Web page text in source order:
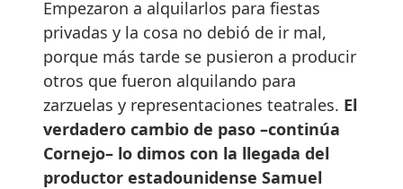
Empezaron a alquilarlos para fiestas
privadas y la cosa no debió de ir mal,
porque más tarde se pusieron a producir
otros que fueron alquilando para
zarzuelas y representaciones teatrales. El
verdadero cambio de paso –continúa
Cornejo– lo dimos con la llegada del
productor estadounidense Samuel